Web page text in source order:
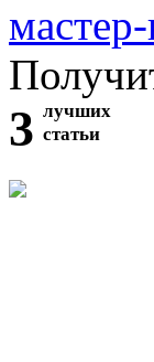
3 лучших
статьи